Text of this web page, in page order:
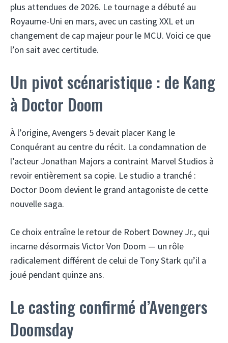
plus attendues de 2026. Le tournage a débuté au
Royaume-Uni en mars, avec un casting XXL et un
changement de cap majeur pour le MCU. Voici ce que
l’on sait avec certitude.
Un pivot scénaristique : de Kang
à Doctor Doom
À l’origine, Avengers 5 devait placer Kang le
Conquérant au centre du récit. La condamnation de
l’acteur Jonathan Majors a contraint Marvel Studios à
revoir entièrement sa copie. Le studio a tranché :
Doctor Doom devient le grand antagoniste de cette
nouvelle saga.
Ce choix entraîne le retour de Robert Downey Jr., qui
incarne désormais Victor Von Doom — un rôle
radicalement différent de celui de Tony Stark qu’il a
joué pendant quinze ans.
Le casting confirmé d’Avengers
Doomsday